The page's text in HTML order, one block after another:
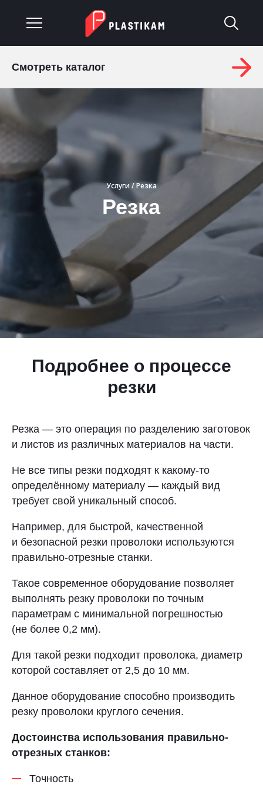
Изделия на заказ
Материалы
Оплата и доставка
Гарантия
Контакты
Отправить заявку
НИЖНИЙ НОВГОРОД
sale@plastikam.ru
Смотреть каталог
Услуги/ Резка
Резка
Подробнее о процессе
резки
Резка — это операция по разделению заготовок
и листов из различных материалов на части.
Не все типы резки подходят к какому-то
определённому материалу — каждый вид
требует свой уникальный способ.
Например, для быстрой, качественной
и безопасной резки проволоки используются
правильно-отрезные станки.
Такое современное оборудование позволяет
выполнять резку проволоки по точным
параметрам с минимальной погрешностью
(не более 0,2 мм).
Для такой резки подходит проволока, диаметр
которой составляет от 2,5 до 10 мм.
Данное оборудование способно производить
резку проволоки круглого сечения.
Достоинства использования правильно-
отрезных станков:
Точность